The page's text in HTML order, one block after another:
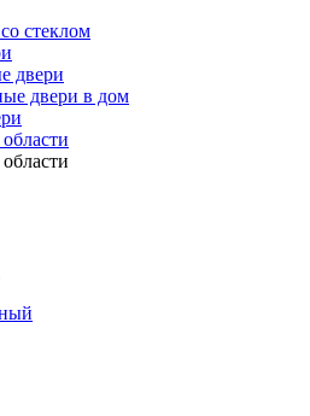
стеклом
двери
двери в дом